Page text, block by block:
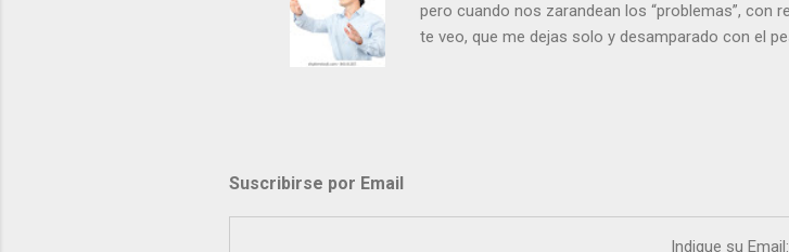
pero cuando nos zarandean los “problemas”, con
te veo, que me dejas solo y desamparado con el
porque lloras tus problemas y no gozas de la
perdón que el odio? Si es así, es que Cristo te ha
Suscribirse por Email
Indique su Email: